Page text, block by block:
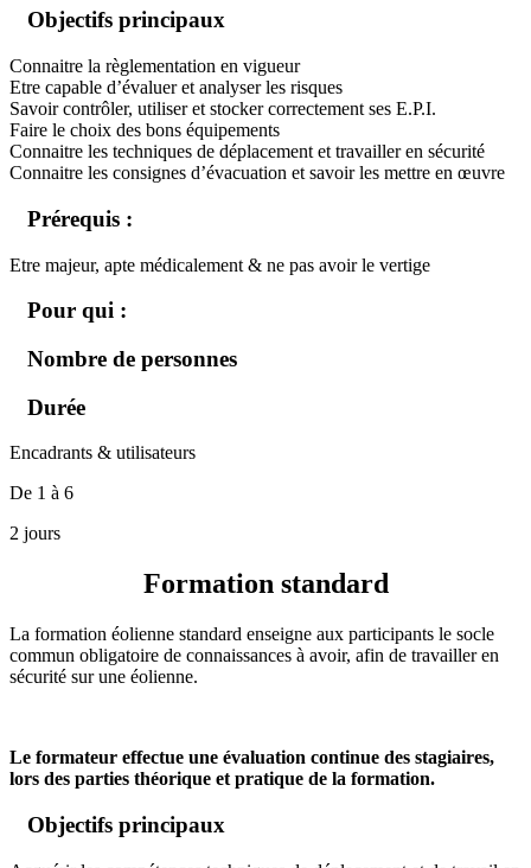
Objectifs principaux
Connaitre la règlementation en vigueur
Etre capable d’évaluer et analyser les risques
Savoir contrôler, utiliser et stocker correctement ses E.P.I.
Faire le choix des bons équipements
Connaitre les techniques de déplacement et travailler en sécurité
Connaitre les consignes d’évacuation et savoir les mettre en œuvre
Prérequis :
Etre majeur, apte médicalement & ne pas avoir le vertige
Pour qui :
Nombre de personnes
Durée
Encadrants & utilisateurs
De 1 à 6
2 jours
Formation standard
La formation éolienne standard enseigne aux participants le socle
commun obligatoire de connaissances à avoir, afin de travailler en
sécurité sur une éolienne.
Le formateur effectue une évaluation continue des stagiaires,
lors des parties théorique et pratique de la formation.
Objectifs principaux